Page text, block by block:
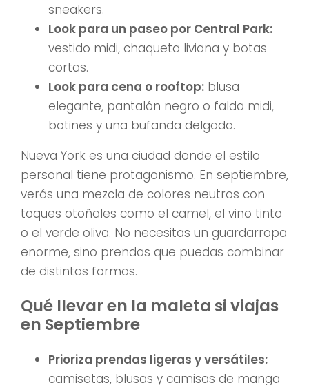
sneakers.
Look para un paseo por Central Park:
vestido midi, chaqueta liviana y botas
cortas.
Look para cena o rooftop: blusa
elegante, pantalón negro o falda midi,
botines y una bufanda delgada.
Nueva York es una ciudad donde el estilo
personal tiene protagonismo. En septiembre,
verás una mezcla de colores neutros con
toques otoñales como el camel, el vino tinto
o el verde oliva. No necesitas un guardarropa
enorme, sino prendas que puedas combinar
de distintas formas.
Qué llevar en la maleta si viajas
en Septiembre
Prioriza prendas ligeras y versátiles:
camisetas, blusas y camisas de manga